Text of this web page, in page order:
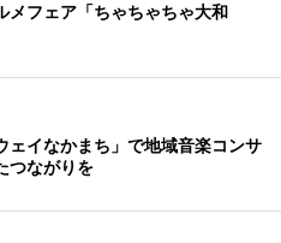
メフェア「ちゃちゃちゃ大和
ェイなかまち」で地域音楽コンサ
つながりを